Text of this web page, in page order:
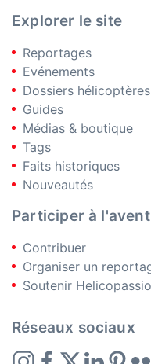
Explorer le site
Reportages
Evénements
Dossiers hélicoptères
Guides
Médias & boutique
Tags
Faits historiques
Nouveautés
Participer à
Contribuer
Organiser un
Soutenir
Réseaux sociaux